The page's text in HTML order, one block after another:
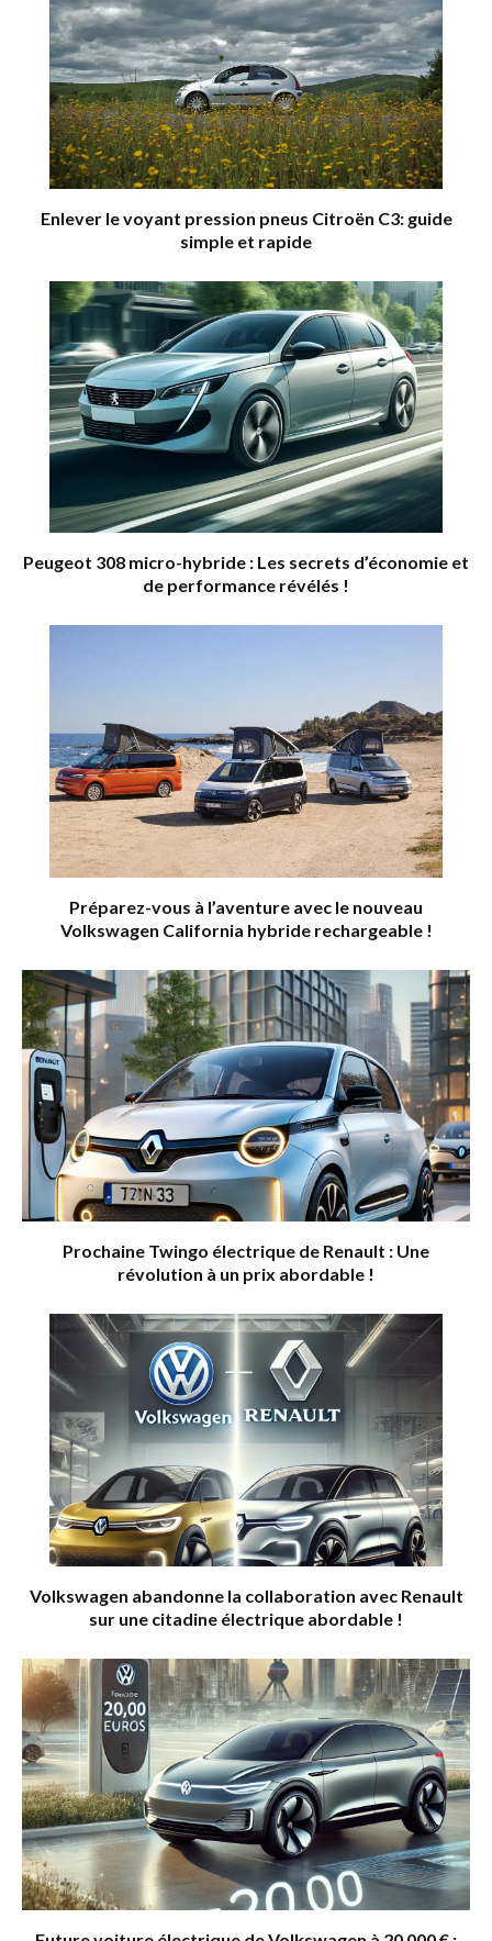
Enlever le voyant pression pneus Citroën C3: guide
simple et rapide
Peugeot 308 micro-hybride : Les secrets d’économie et
de performance révélés !
Préparez-vous à l’aventure avec le nouveau
Volkswagen California hybride rechargeable !
Prochaine Twingo électrique de Renault : Une
révolution à un prix abordable !
Volkswagen abandonne la collaboration avec Renault
sur une citadine électrique abordable !